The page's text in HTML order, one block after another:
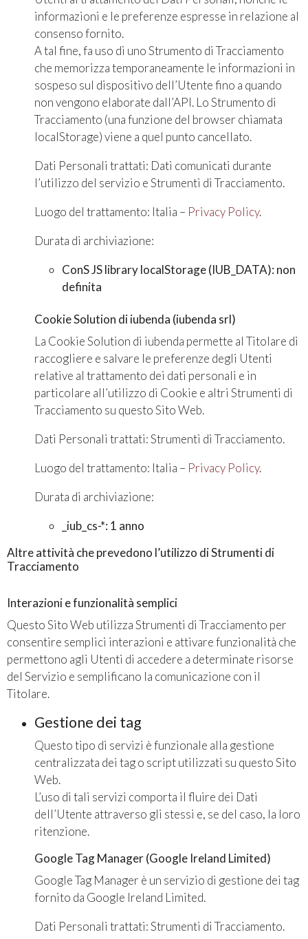
informazioni e le preferenze espresse in relazione al
consenso fornito.
A tal fine, fa uso di uno Strumento di Tracciamento
che memorizza temporaneamente le informazioni in
sospeso sul dispositivo dell’Utente fino a quando
non vengono elaborate dall’API. Lo Strumento di
Tracciamento (una funzione del browser chiamata
localStorage) viene a quel punto cancellato.
Dati Personali trattati: Dati comunicati durante
l’utilizzo del servizio e Strumenti di Tracciamento.
Luogo del trattamento: Italia – Privacy Policy.
Durata di archiviazione:
ConS JS library localStorage (IUB_DATA): non
definita
Cookie Solution di iubenda (iubenda srl)
La Cookie Solution di iubenda permette al Titolare di
raccogliere e salvare le preferenze degli Utenti
relative al trattamento dei dati personali e in
particolare all’utilizzo di Cookie e altri Strumenti di
Tracciamento su questo Sito Web.
Dati Personali trattati: Strumenti di Tracciamento.
Luogo del trattamento: Italia – Privacy Policy.
Durata di archiviazione:
_iub_cs-*: 1 anno
Altre attività che prevedono l’utilizzo di Strumenti di
Tracciamento
Interazioni e funzionalità semplici
Questo Sito Web utilizza Strumenti di Tracciamento per
consentire semplici interazioni e attivare funzionalità che
permettono agli Utenti di accedere a determinate risorse
del Servizio e semplificano la comunicazione con il
Titolare.
Gestione dei tag
Questo tipo di servizi è funzionale alla gestione
centralizzata dei tag o script utilizzati su questo Sito
Web.
L’uso di tali servizi comporta il fluire dei Dati
dell’Utente attraverso gli stessi e, se del caso, la loro
ritenzione.
Google Tag Manager (Google Ireland Limited)
Google Tag Manager è un servizio di gestione dei tag
fornito da Google Ireland Limited.
Dati Personali trattati: Strumenti di Tracciamento.